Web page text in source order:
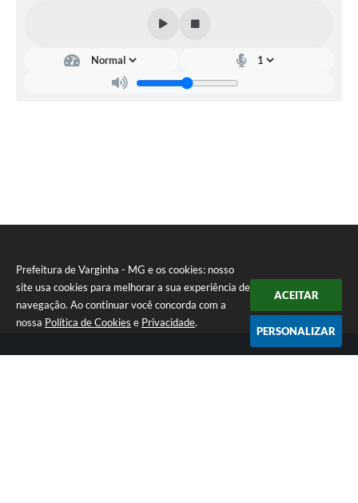
Prefeitura de Varginha - MG e os cookies: nosso
site usa cookies para melhorar a sua experiência de
navegação. Ao continuar você concorda com a
nossa Política de Cookies e Privacidade.
ACEITAR
PERSONALIZAR